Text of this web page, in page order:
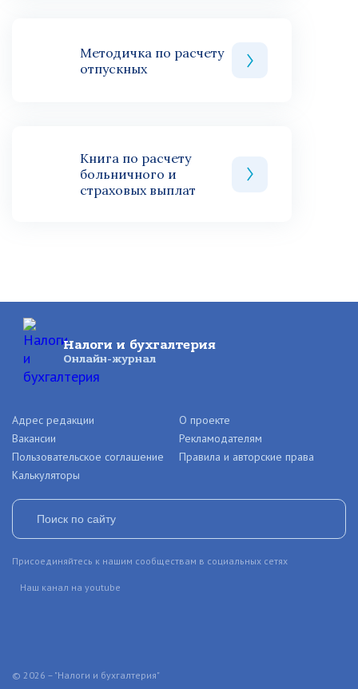
Методичка по расчету
отпускных
Книга по расчету
больничного и
страховых выплат
Налоги и бухгалтерия
Онлайн-журнал
© 2026 – "Налоги и бухгалтерия"
Адрес редакции
О проекте
Вакансии
Рекламодателям
Пользовательское соглашение
Правила и авторские права
Калькуляторы
Присоединяйтесь к нашим сообществам в социальных сетях
Наш канал на youtube